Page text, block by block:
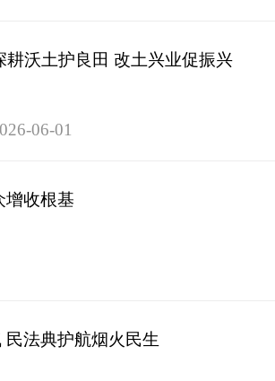
耕沃土护良田 改土兴业促振兴
06-01
增收根基
法典护航烟火民生